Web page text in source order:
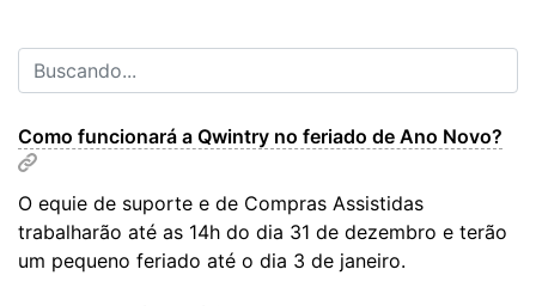
Como funcionará a Qwintry no feriado de Ano Novo?
O equie de suporte e de Compras Assistidas
trabalharão até as 14h do dia 31 de dezembro e terão
um pequeno feriado até o dia 3 de janeiro.